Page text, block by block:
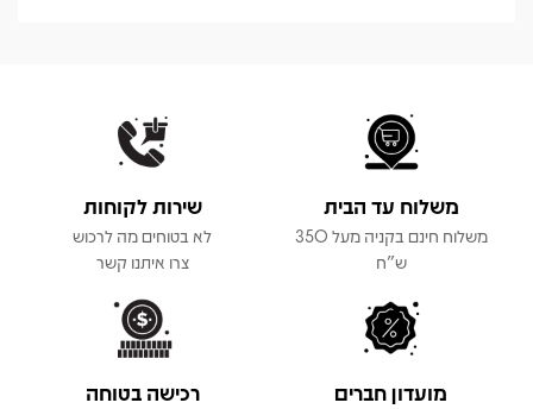
משלוח עד הבית
משלוח חינם בקניה מעל 350
ש"ח
שירות לקוחות
לא בטוחים מה לרכוש
צרו איתנו קשר
מועדון חברים רכישה בטוחה